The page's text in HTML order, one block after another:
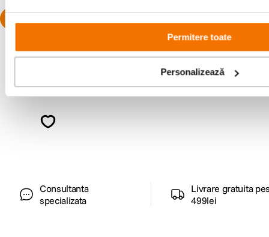
Permitere toate
Personalizează
Alatura-te comunitatii creatorilor
Consultanta
specializata
Livrare gratuita
499lei